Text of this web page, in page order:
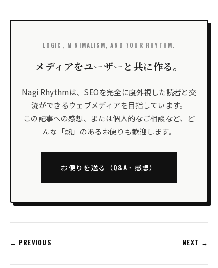
LOGIC, MINIMALISM, AND YOUR RHYTHM.
メディアをユーザーと共に作る。
Nagi Rhythmは、SEOを完全に度外視した読者と交
流ができるウェブメディアを目指しています。
この記事への感想、または個人的なご相談など、ど
んな「熱」のあるお便りも歓迎します。
お便りを送る（Q&A・感想）
← PREVIOUS NEXT →